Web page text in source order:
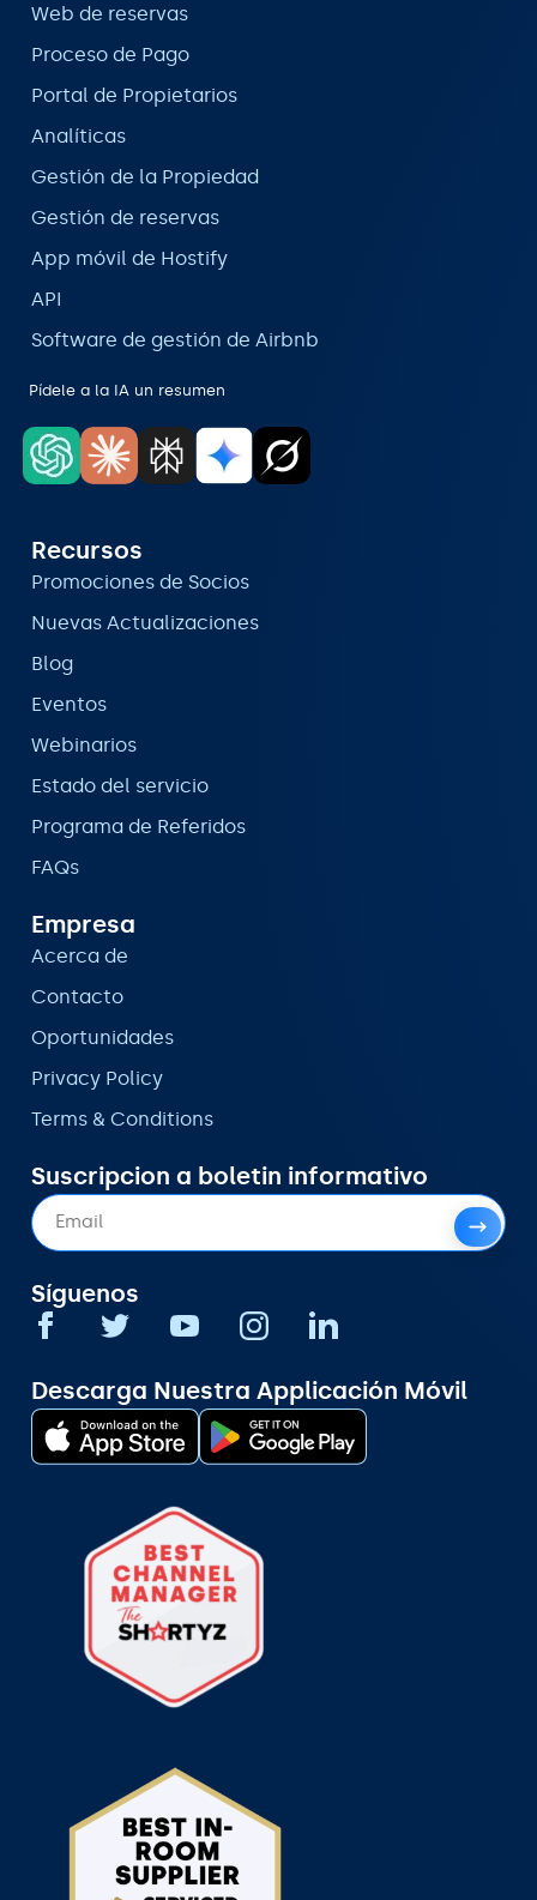
Web de reservas
Proceso de Pago
Portal de Propietarios
Analíticas
Gestión de la Propiedad
Gestión de reservas
App móvil de Hostify
API
Software de gestión de Airbnb
Pídele a la IA un resumen
Recursos
Promociones de Socios
Nuevas Actualizaciones
Blog
Eventos
Webinarios
Estado del servicio
Programa de Referidos
FAQs
Empresa
Acerca de
Contacto
Oportunidades
Privacy Policy
Terms & Conditions
Suscripcion a boletin informativo
Síguenos
Descarga Nuestra Applicación Móvil